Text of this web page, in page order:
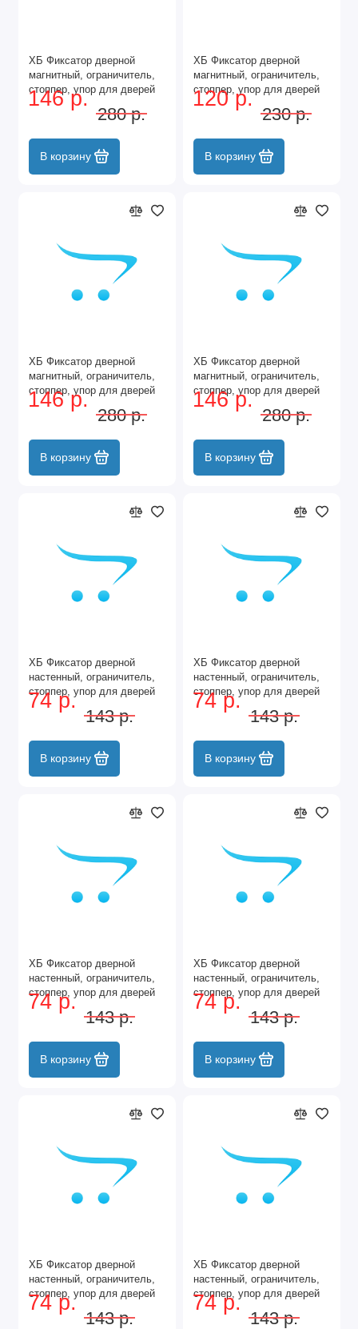
ХБ Фиксатор дверной
магнитный, ограничитель,
стоппер, упор для дверей
"Кальян" Цвет: CP - Хром
146 р.
280 р.
В корзину
ХБ Фиксатор дверной
магнитный, ограничитель,
стоппер, упор для дверей
"Кальян" Цвет: DC -
Матовый хром
120 р.
230 р.
В корзину
ХБ Фиксатор дверной
магнитный, ограничитель,
стоппер, упор для дверей
"Кальян" Цвет: PB - Золото
146 р.
280 р.
В корзину
ХБ Фиксатор дверной
магнитный, ограничитель,
стоппер, упор для дверей
"Кальян" Цвет: SN -
Матовый никель
146 р.
280 р.
В корзину
ХБ Фиксатор дверной
настенный, ограничитель,
стоппер, упор для дверей
Цвет: Бронза
74 р.
143 р.
В корзину
ХБ Фиксатор дверной
настенный, ограничитель,
стоппер, упор для дверей
Цвет: Золото
74 р.
143 р.
В корзину
ХБ Фиксатор дверной
настенный, ограничитель,
стоппер, упор для дверей
Цвет: Матовый никель
74 р.
143 р.
В корзину
ХБ Фиксатор дверной
настенный, ограничитель,
стоппер, упор для дверей
Цвет: Медь
74 р.
143 р.
В корзину
ХБ Фиксатор дверной
настенный, ограничитель,
стоппер, упор для дверей
Цвет: Хром
74 р.
143 р.
ХБ Фиксатор дверной
настенный, ограничитель,
стоппер, упор для дверей
Цвет: Чёрный
74 р.
143 р.